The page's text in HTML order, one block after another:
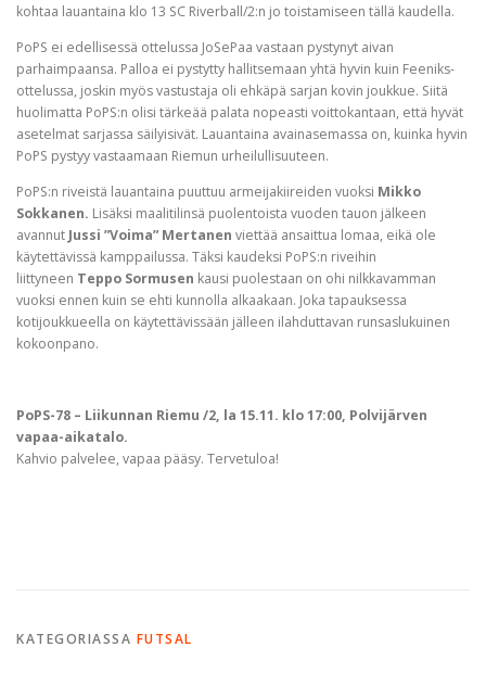
kohtaa lauantaina klo 13 SC Riverball/2:n jo toistamiseen tällä kaudella.
PoPS ei edellisessä ottelussa JoSePaa vastaan pystynyt aivan
parhaimpaansa. Palloa ei pystytty hallitsemaan yhtä hyvin kuin Feeniks-
ottelussa, joskin myös vastustaja oli ehkäpä sarjan kovin joukkue. Siitä
huolimatta PoPS:n olisi tärkeää palata nopeasti voittokantaan, että hyvät
asetelmat sarjassa säilyisivät. Lauantaina avainasemassa on, kuinka hyvin
PoPS pystyy vastaamaan Riemun urheilullisuuteen.
PoPS:n riveistä lauantaina puuttuu armeijakiireiden vuoksi Mikko
Sokkanen. Lisäksi maalitilinsä puolentoista vuoden tauon jälkeen
avannut Jussi ”Voima” Mertanen viettää ansaittua lomaa, eikä ole
käytettävissä kamppailussa. Täksi kaudeksi PoPS:n riveihin
liittyneen Teppo Sormusen kausi puolestaan on ohi nilkkavamman
vuoksi ennen kuin se ehti kunnolla alkaakaan. Joka tapauksessa
kotijoukkueella on käytettävissään jälleen ilahduttavan runsaslukuinen
kokoonpano.
PoPS-78 – Liikunnan Riemu /2, la 15.11. klo 17:00, Polvijärven
vapaa-aikatalo.
Kahvio palvelee, vapaa pääsy. Tervetuloa!
KATEGORIASSA FUTSAL